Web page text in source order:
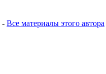
- Все материалы этого автора